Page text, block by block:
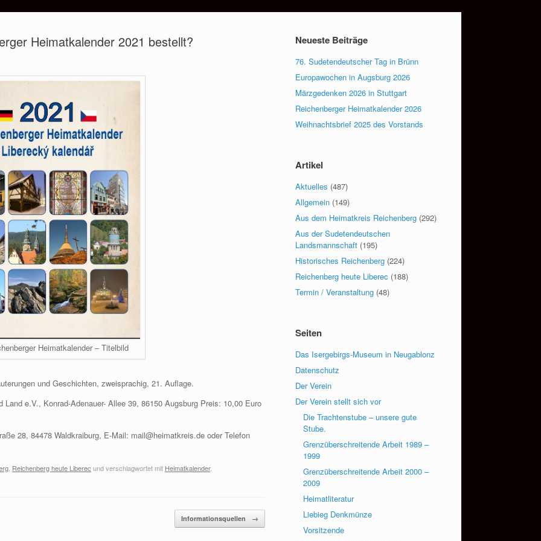
Heimatkalender 2021 bestellt?
Heimatkalender – Titelbild
und Geschichten, zweisprachig, 21. Auflage.
e.V., Konrad-Adenauer- Allee 39, 86150 Augsburg Preis: 10,00 Euro
28, 84478 Waldkraiburg, E-Mail: mail@heimatkreis.de oder Telefon
, Reichenberg heute Liberec und verschlagwortet mit Heimatkalender.
Informationsquellen →
Neueste Beiträge
76. Sudetendeutscher Tag in Brünn
Europawochen in Augsburg 2026
Märzgedenken 2026 in Stuttgart
Reichenberger Heimatkalender 2026
Weihnachtsbrief 2025 des Vorstands
Artikel
Aktuelles (487)
Allgemein (149)
Aus dem Heimatkreis Reichenberg (292)
Aus der Sudetendeutschen
Landsmannschaft (195)
Historisches Reichenberg (224)
Reichenberg heute Liberec (188)
Termin / Veranstaltung (48)
Seiten
Das Isergebirgs-Museum in Neugablonz
Datenschutz
Der Verein
Der Verein stellt sich vor
Die Trachtenstube – unsere gute
Stube.
Grenzüberschreitende Arbeit 1989 –
1999
Grenzüberschreitende Arbeit 2000 –
2009
Heimatliteratur
Liebieg Denkmünze
Vorsitzende